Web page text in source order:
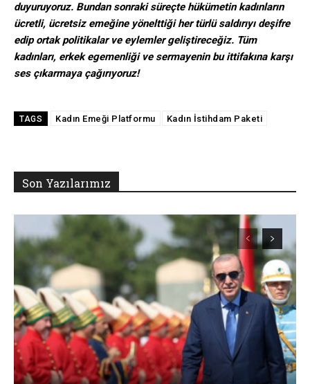
duyuruyoruz. Bundan sonraki süreçte hükümetin kadınların
ücretli, ücretsiz emeğine yönelttiği her türlü saldırıyı deşifre
edip ortak politikalar ve eylemler geliştireceğiz. Tüm
kadınları, erkek egemenliği ve sermayenin bu ittifakına karşı
ses çıkarmaya çağırıyoruz!
TAGS Kadın Emeği Platformu Kadın İstihdam Paketi
Son Yazılarımız